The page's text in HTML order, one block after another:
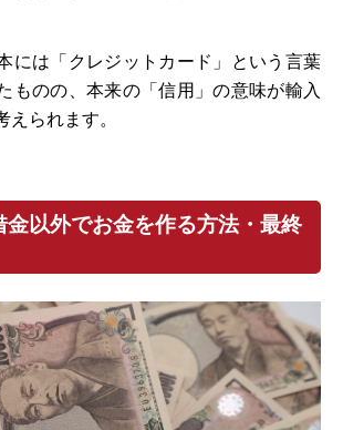
には「クレジットカード」という言葉
ものの、本来の「信用」の意味が輸入
えられます。
金以外でお金を作る方法・最終